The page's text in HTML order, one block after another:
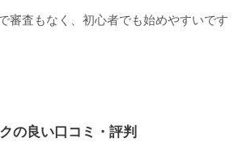
審査もなく、初心者でも始めやすいです
の良い口コミ・評判